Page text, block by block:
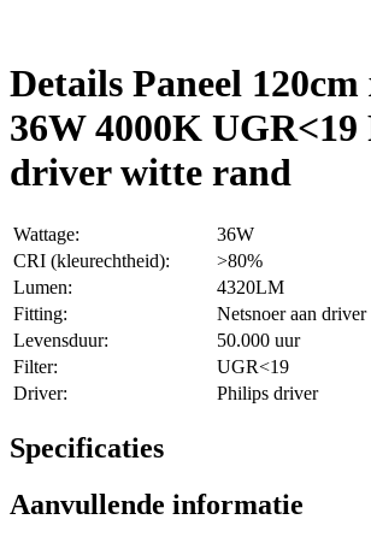
Details Paneel 120cm
36W 4000K
driver witte rand
Wattage: 36W
CRI (kleurechtheid):
>80%
Lumen:
4320LM
Fitting:
Netsnoer aan driver
Levensduur:
50.000 uur
Filter:
UGR<19
Driver:
Philips driver
Specificaties
Aanvullende informatie